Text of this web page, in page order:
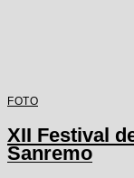
FOTO
XII Festival
Sanremo